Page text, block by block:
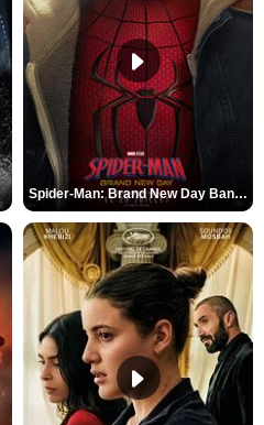
Spider-Man: Brand New Day Bande-annonce VO STFR